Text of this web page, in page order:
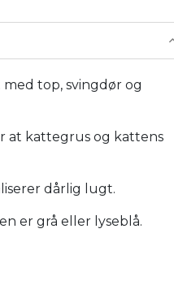
top, svingdør og
at kattegrus og kattens
dårlig lugt.
er grå eller lyseblå.